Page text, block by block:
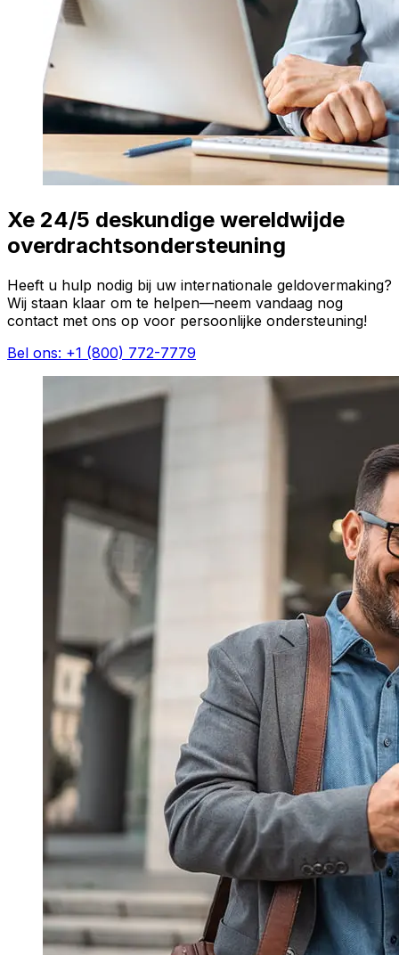
Xe 24/5 deskundige wereldwijde
overdrachtsondersteuning
Heeft u hulp nodig bij uw internationale geldovermaking?
Wij staan klaar om te helpen—neem vandaag nog
contact met ons op voor persoonlijke ondersteuning!
Bel ons: +1 (800) 772-7779